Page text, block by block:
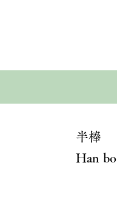
半棒
Han bo